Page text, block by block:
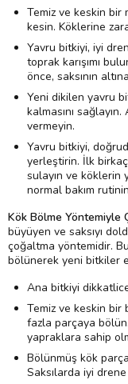
Temiz ve keskin
kesin. Köklerine
Yavru bitkiyi, iyi
toprak karışımı
önce, saksının
Yeni dikilen yavru
kalmasını
vermeyin.
Yavru bitkiyi,
yerleştirin. İlk
sulayın ve köklerin
normal bakım
Kök Bölme Yöntemiyle
büyüyen ve saksıyı
çoğaltma yöntemidir.
bölünerek yeni bitkiler
Ana bitkiyi
Temiz ve keskin bir
fazla parçaya
yapraklara sahip
Bölünmüş kök
Saksılarda iyi